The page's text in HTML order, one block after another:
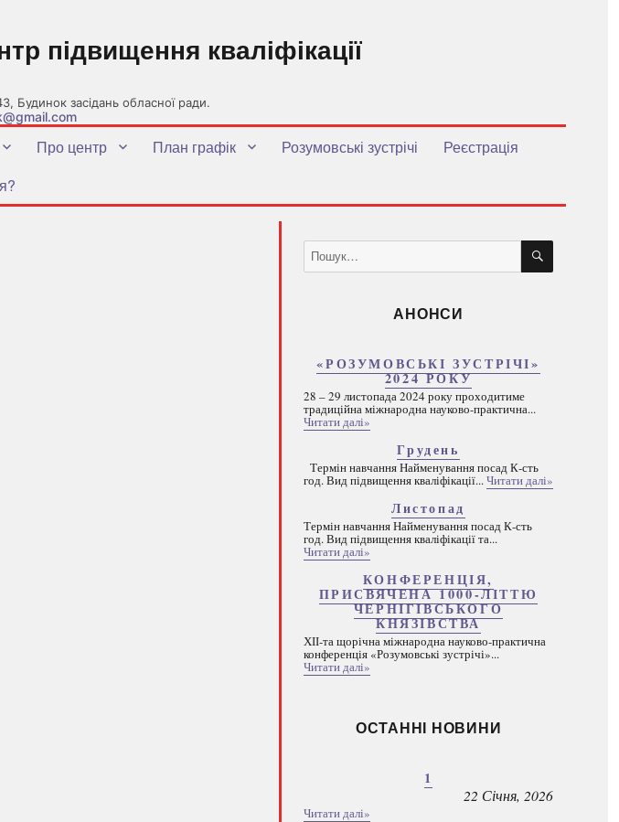
Будинок засідань обласної ради.
підвищення кваліфікації
Про центр План графік Розумовські зустрічі
Реєстрація
Пошук
за
ШУКАТИ
АНОНСИ
«РОЗУМОВСЬКІ ЗУСТРІЧІ»
2024 РОКУ
28 – 29 листопада 2024 року проходитиме
традиційна міжнародна науково-практична...
Читати далі»
Грудень
Термін навчання Найменування посад К-сть
год. Вид підвищення кваліфікації...Читати далі»
Листопад
Термін навчання Найменування посад К-сть
год. Вид підвищення кваліфікації та...
Читати далі»
КОНФЕРЕНЦІЯ,
ПРИСВЯЧЕНА 1000-ЛІТТЮ
ЧЕРНІГІВСЬКОГО
КНЯЗІВСТВА
ХІІ-та щорічна міжнародна науково-практична
конференція «Розумовські зустрічі»...
Читати далі»
ОСТАННІ НОВИНИ
1
22 Січня, 2026
Читати далі»